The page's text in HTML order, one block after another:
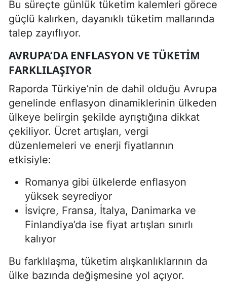
Bu süreçte günlük tüketim kalemleri görece
güçlü kalırken, dayanıklı tüketim mallarında
talep zayıflıyor.
AVRUPA’DA ENFLASYON VE TÜKETIM
FARKLILAŞIYOR
Raporda Türkiye’nin de dahil olduğu Avrupa
genelinde enflasyon dinamiklerinin ülkeden
ülkeye belirgin şekilde ayrıştığına dikkat
çekiliyor. Ücret artışları, vergi
düzenlemeleri ve enerji fiyatlarının
etkisiyle:
Romanya gibi ülkelerde enflasyon
yüksek seyrediyor
İsviçre, Fransa, İtalya, Danimarka ve
Finlandiya’da ise fiyat artışları sınırlı
kalıyor
Bu farklılaşma, tüketim alışkanlıklarının da
ülke bazında değişmesine yol açıyor.